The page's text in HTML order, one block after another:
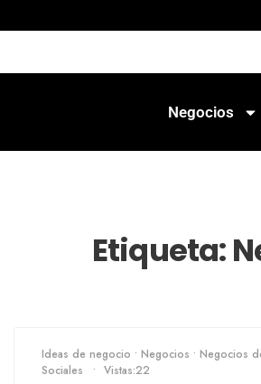
Negocios
Etiqueta:
Ideas de negocio • Negocios • Negocios
Sociales
• Vistas:22